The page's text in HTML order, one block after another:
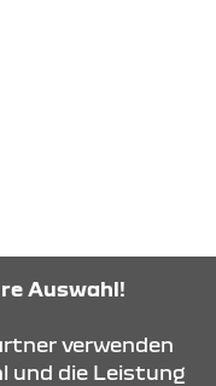
Auswahl!
verwenden
und die Leistung